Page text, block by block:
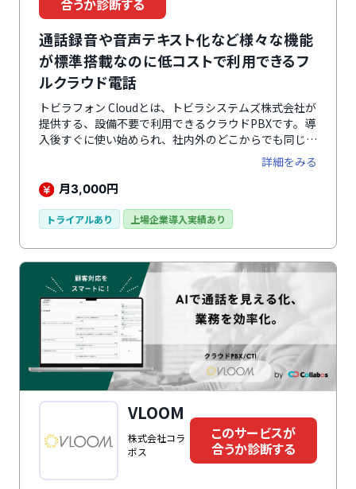
合うか診断する
通話録音や音声テキスト化など様々な機能
が標準搭載なのに低コストで利用できるフ
ルクラウド電話
トビラフォン Cloudとは、トビラシステムズ株式会社が
提供する、設備不要で利用できるクラウドPBXです。導
入後すぐに使い始められ、社内外のどこからでも同じ環
境で通話が可能です。既存の電話環境の切り替え、リモ
ートワークやコールセンター、営業部門、新規事業部な
ど、幅広い用途で活用されています。迷惑電話フィルタ
短時間で把握できます。通話内容をもとに自動ラベリン
作業負荷軽減、業務効率の向上が期待できます。また、
通信の暗号化やIPアドレス制限など、安定した運用と安
全な情報管理で、日々の電話業務を支えます。
詳細をみる
月3,000円
トライアルあり 上場企業導入実績あり
VLOOM
株式会社コラ
ボス
このサービスが
合うか診断する